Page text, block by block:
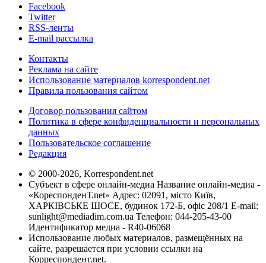
Facebook
Twitter
RSS-ленты
E-mail рассылка
Контакты
Реклама на сайте
Использование материалов korrespondent.net
Правила пользования сайтом
Договор пользования сайтом
Политика в сфере конфиденциальности и персональных
данных
Пользовательское соглашение
Редакция
© 2000-2026, Korrespondent.net
Субъект в сфере онлайн-медиа Название онлайн-медиа -
«КореспонденТ.net» Адрес: 02091, місто Київ,
ХАРКІВСЬКЕ ШОСЕ, будинок 172-Б, офіс 208/1 E-mail:
sunlight@mediadim.com.ua Телефон: 044-205-43-00
Идентификатор медиа - R40-06068
Использование любых материалов, размещённых на
сайте, разрешается при условии ссылки на
Корреспондент.net.